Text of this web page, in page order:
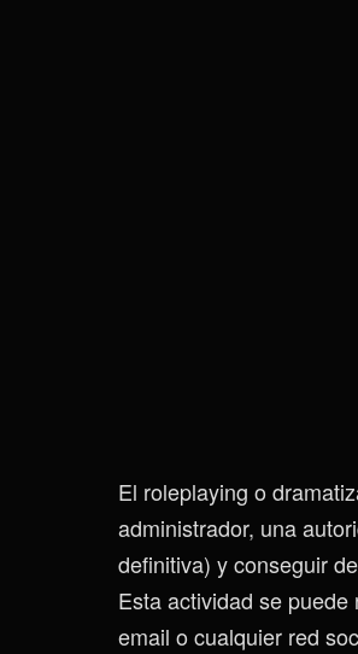
El roleplaying o
administrador, una
definitiva) y conseguir
Esta actividad se
email o cualquier red